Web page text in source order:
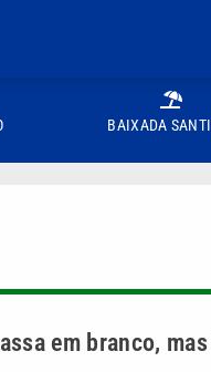
BAIXADA
em branco,